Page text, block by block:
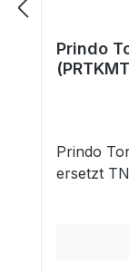
Prindo
Prindo
ersetzt